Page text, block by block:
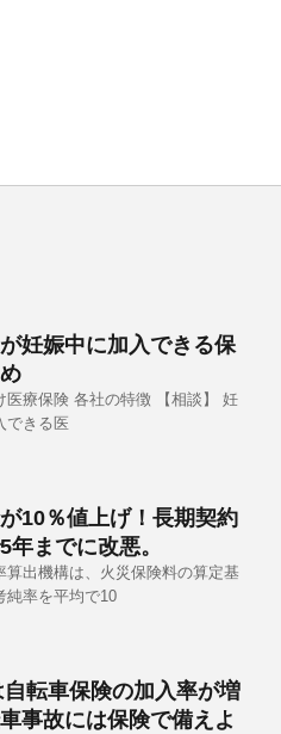
妊娠中に加入できる保
医療保険 各社の特徴 【相談】 妊
できる医
10％値上げ！長期契約
年までに改悪。
算出機構は、火災保険料の算定基
純率を平均で10
転車保険の加入率が増
事故には保険で備えよ